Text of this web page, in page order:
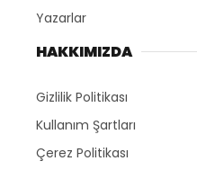
Yazarlar
HAKKIMIZDA
Gizlilik Politikası
Kullanım Şartları
Çerez Politikası